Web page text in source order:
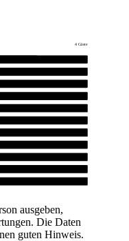
4 Gäste
ausgeben,
Die Daten
guten Hinweis.